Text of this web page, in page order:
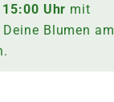
15:00 Uhr mit
Blumen am